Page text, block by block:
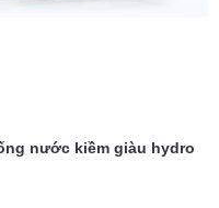
nước kiềm giàu hydro